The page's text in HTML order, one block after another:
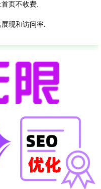
页不收费.
现和访问率.